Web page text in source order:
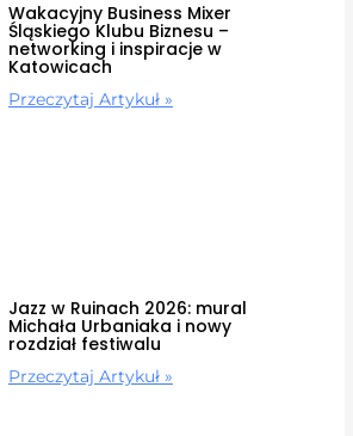
Wakacyjny Business Mixer
Śląskiego Klubu Biznesu –
networking i inspiracje w
Katowicach
Przeczytaj Artykuł »
Jazz w Ruinach 2026: mural
Michała Urbaniaka i nowy
rozdział festiwalu
Przeczytaj Artykuł »